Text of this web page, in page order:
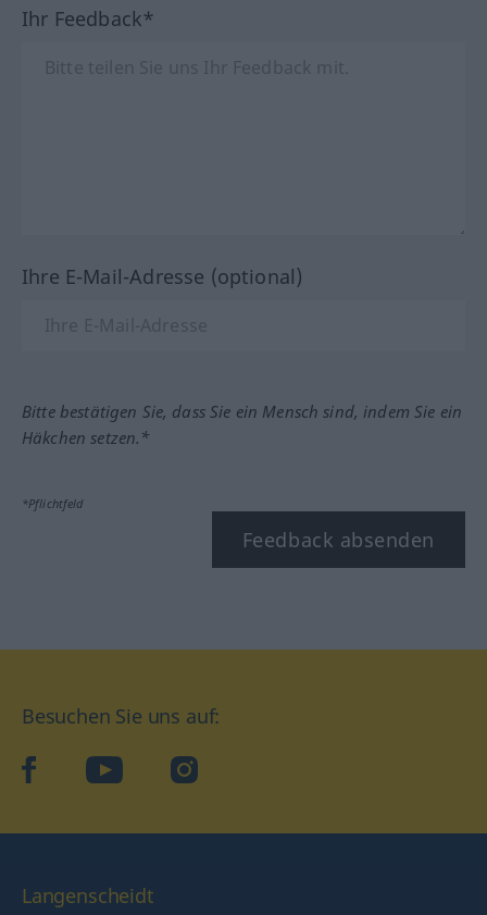
Ihr Feedback*
Ihre E-Mail-Adresse (optional)
Bitte bestätigen Sie, dass Sie ein Mensch sind, indem Sie ein
Häkchen setzen.*
*Pflichtfeld
Feedback absenden
Besuchen Sie uns auf:
facebookYouTube Instagram
Langenscheidt